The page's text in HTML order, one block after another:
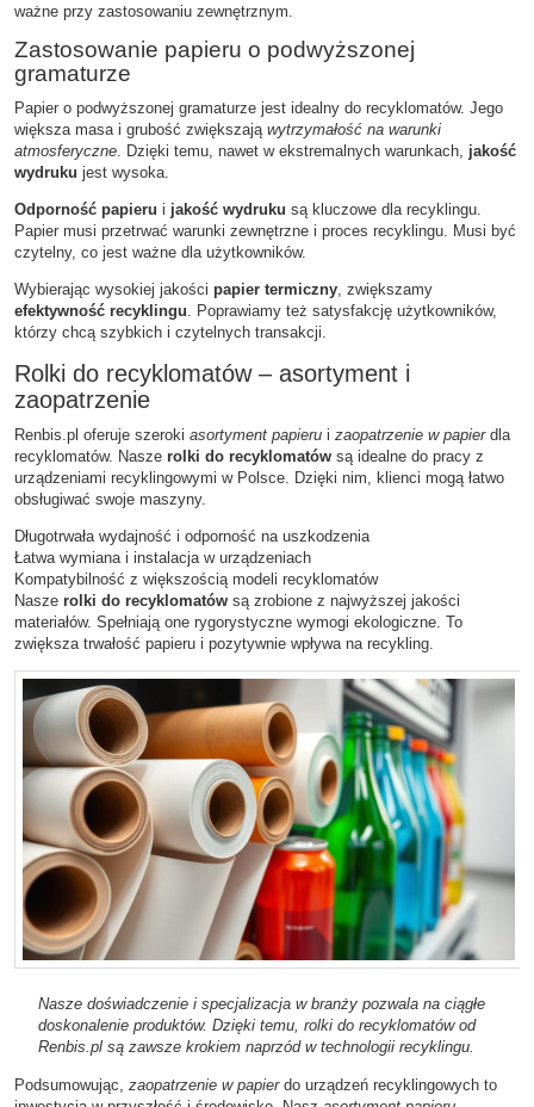
ważne przy zastosowaniu zewnętrznym.
Zastosowanie papieru o podwyższonej
gramaturze
Papier o podwyższonej gramaturze jest idealny do recyklomatów. Jego
większa masa i grubość zwiększają wytrzymałość na warunki
atmosferyczne . Dzięki temu, nawet w ekstremalnych warunkach, jakość
wydruku jest wysoka.
Odporność papieru i jakość wydruku są kluczowe dla recyklingu.
Papier musi przetrwać warunki zewnętrzne i proces recyklingu. Musi być
czytelny, co jest ważne dla użytkowników.
Wybierając wysokiej jakości papier termiczny, zwiększamy
efektywność recyklingu. Poprawiamy też satysfakcję użytkowników,
którzy chcą szybkich i czytelnych transakcji.
Rolki do recyklomatów – asortyment i
zaopatrzenie
Renbis.pl oferuje szeroki asortyment papieru i zaopatrzenie w papierdla
recyklomatów. Nasze rolki do recyklomatów są idealne do pracy z
urządzeniami recyklingowymi w Polsce. Dzięki nim, klienci mogą łatwo
obsługiwać swoje maszyny.
Długotrwała wydajność i odporność na uszkodzenia
Łatwa wymiana i instalacja w urządzeniach
Kompatybilność z większością modeli recyklomatów
Nasze rolki do recyklomatów są zrobione z najwyższej jakości
materiałów. Spełniają one rygorystyczne wymogi ekologiczne. To
zwiększa trwałość papieru i pozytywnie wpływa na recykling.
Nasze doświadczenie i specjalizacja w branży pozwala na ciągłe
doskonalenie produktów. Dzięki temu, rolki do recyklomatówod
Renbis.pl są zawsze krokiem naprzód w technologii recyklingu.
Podsumowując, zaopatrzenie w papierdo urządzeń recyklingowych to